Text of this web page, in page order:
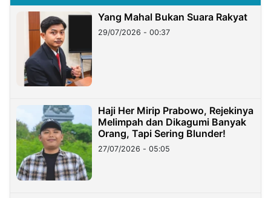
Yang Mahal Bukan Suara Rakyat
29/07/2026 - 00:37
Haji Her Mirip Prabowo, Rejekinya
Melimpah dan Dikagumi Banyak
Orang, Tapi Sering Blunder!
27/07/2026 - 05:05